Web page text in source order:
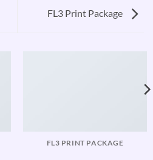
FL3 Print Package
FL3 PRINT PACKAGE